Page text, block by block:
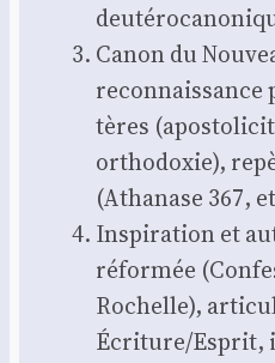
Canon du
tères
ortho­doxie),
(Atha­nase 367,
Ins­pi­ra­tion et
réfor­mée
Rochelle),
Écriture/Esprit,